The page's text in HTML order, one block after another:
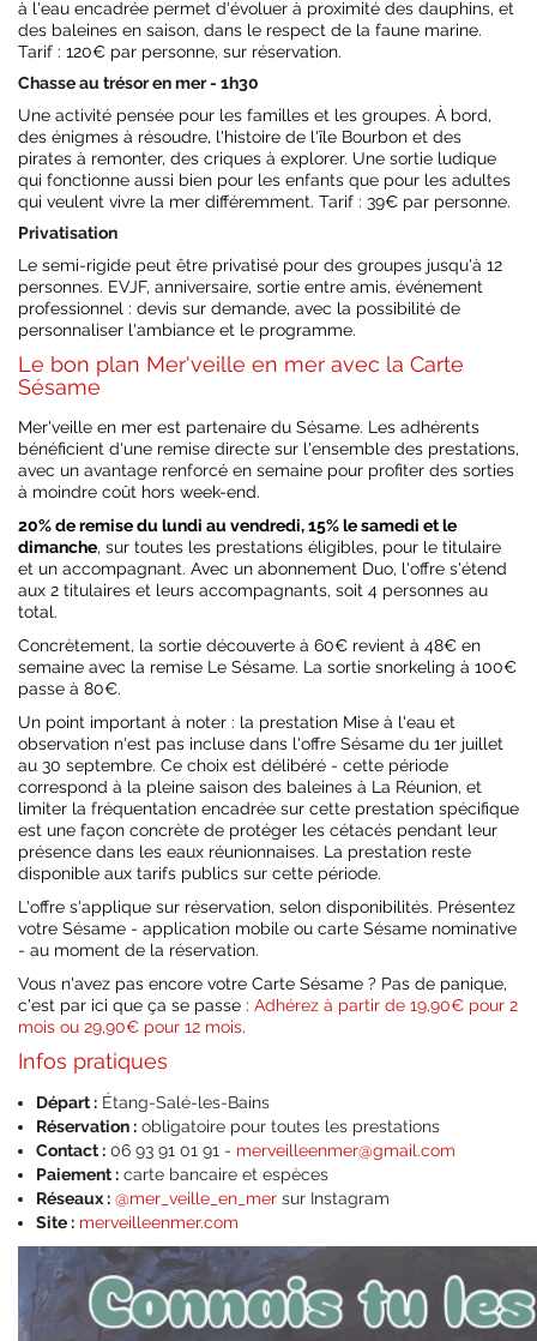
à l'eau encadrée permet d'évoluer à proximité des dauphins, et
des baleines en saison, dans le respect de la faune marine.
Tarif : 120€ par personne, sur réservation.
Chasse au trésor en mer - 1h30
Une activité pensée pour les familles et les groupes. À bord,
des énigmes à résoudre, l'histoire de l'île Bourbon et des
pirates à remonter, des criques à explorer. Une sortie ludique
qui fonctionne aussi bien pour les enfants que pour les adultes
qui veulent vivre la mer différemment. Tarif : 39€ par personne.
Privatisation
Le semi-rigide peut être privatisé pour des groupes jusqu'à 12
personnes. EVJF, anniversaire, sortie entre amis, événement
professionnel : devis sur demande, avec la possibilité de
personnaliser l'ambiance et le programme.
Le bon plan Mer'veille en mer avec la Carte
Sésame
Mer'veille en mer est partenaire du Sésame. Les adhérents
bénéficient d'une remise directe sur l'ensemble des prestations,
avec un avantage renforcé en semaine pour profiter des sorties
à moindre coût hors week-end.
20% de remise du lundi au vendredi, 15% le samedi et le
dimanche, sur toutes les prestations éligibles, pour le titulaire
et un accompagnant. Avec un abonnement Duo, l'offre s'étend
aux 2 titulaires et leurs accompagnants, soit 4 personnes au
total.
Concrètement, la sortie découverte à 60€ revient à 48€ en
semaine avec la remise Le Sésame. La sortie snorkeling à 100€
passe à 80€.
Un point important à noter : la prestation Mise à l'eau et
observation n'est pas incluse dans l'offre Sésame du 1er juillet
au 30 septembre. Ce choix est délibéré - cette période
correspond à la pleine saison des baleines à La Réunion, et
limiter la fréquentation encadrée sur cette prestation spécifique
est une façon concrète de protéger les cétacés pendant leur
présence dans les eaux réunionnaises. La prestation reste
disponible aux tarifs publics sur cette période.
L'offre s'applique sur réservation, selon disponibilités. Présentez
votre Sésame - application mobile ou carte Sésame nominative
- au moment de la réservation.
Vous n'avez pas encore votre Carte Sésame ? Pas de panique,
c'est par ici que ça se passe : Adhérez à partir de 19,90€ pour 2
mois ou 29,90€ pour 12 mois.
Infos pratiques
Départ : Étang-Salé-les-Bains
Réservation : obligatoire pour toutes les prestations
Contact : 06 93 91 01 91 - merveilleenmer@gmail.com
Paiement : carte bancaire et espèces
Réseaux : @mer_veille_en_mer sur Instagram
Site : merveilleenmer.com